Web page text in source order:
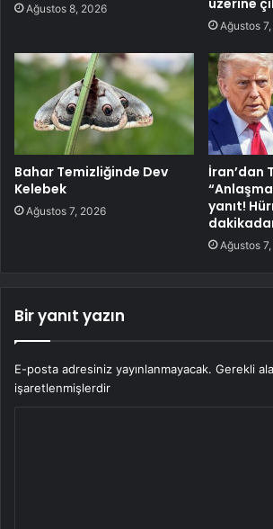
Ağustos 8, 2026 üzerine
Ağustos
Bahar Temizliğinde Dev
Kelebek
Ağustos 7, 2026
İran’dan
yanıt!
Ağustos
Bir yanıt yazın
E-posta adresiniz yayınlanmayacak. Gerekli
işaretlenmişlerdir